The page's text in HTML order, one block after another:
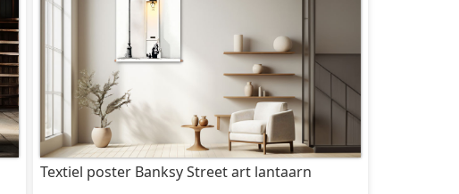
Textiel poster Banksy Street art lantaarn